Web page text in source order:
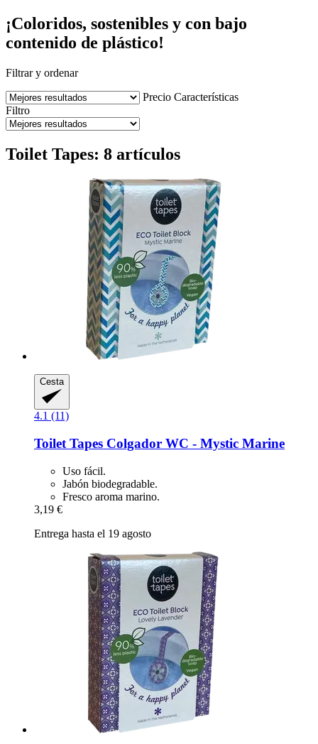
¡Coloridos, sostenibles y con bajo
contenido de plástico!
Filtrar y ordenar
Precio Características
Filtro
Toilet Tapes: 8 artículos
Cesta
4.1 (11)
Toilet Tapes Colgador WC -​ Mystic Marine
Uso fácil.
Jabón biodegradable.
Fresco aroma marino.
3,19 €
Entrega hasta el 19 agosto